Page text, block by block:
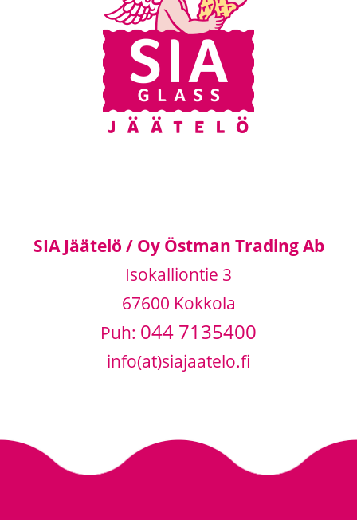
SIA Jäätelö / Oy Östman Trading Ab
Isokalliontie 3
67600 Kokkola
Puh: 044 7135400
info(at)siajaatelo.fi